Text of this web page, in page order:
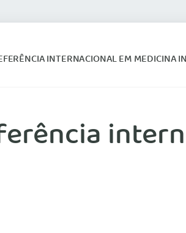
INTERNACIONAL EM MEDICINA